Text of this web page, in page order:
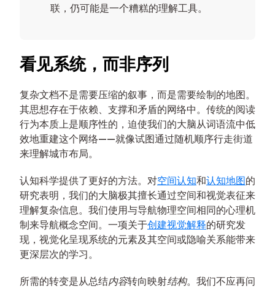
联，仍可能是一个糟糕的理解工具。
看见系统，而非序列
复杂文档不是需要压缩的叙事，而是需要绘制的地图。
其思想存在于依赖、支撑和矛盾的网络中。传统的阅读
行为本质上是顺序性的，迫使我们的大脑从词语流中低
效地重建这个网络——就像试图通过随机顺序行走街道
来理解城市布局。
认知科学提供了更好的方法。对空间认知和认知地图的
研究表明，我们的大脑极其擅长通过空间和视觉表征来
理解复杂信息。我们使用与导航物理空间相同的心理机
制来导航概念空间。一项关于创建视觉解释的研究发
现，视觉化呈现系统的元素及其空间或隐喻关系能带来
更深层次的学习。
所需的转变是从总结内容转向映射结构。我们不应再问